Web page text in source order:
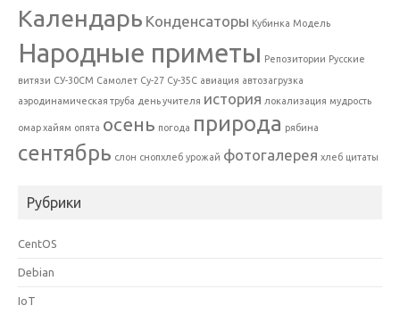
Календарь Конденсаторы Кубинка Модель
Народные приметы Репозитории Русские
витязи СУ-30СМ Самолет Су-27 Су-35С авиация автозагрузка
аэродинамическая труба день учителя история локализация мудрость
омар хайям опята осень погода природа рябина
сентябрь слон снопхлеб урожай фотогалерея хлеб цитаты
Рубрики
CentOS
Debian
IoT